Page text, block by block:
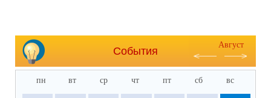
События
Август
пн вт ср чт пт сб вс